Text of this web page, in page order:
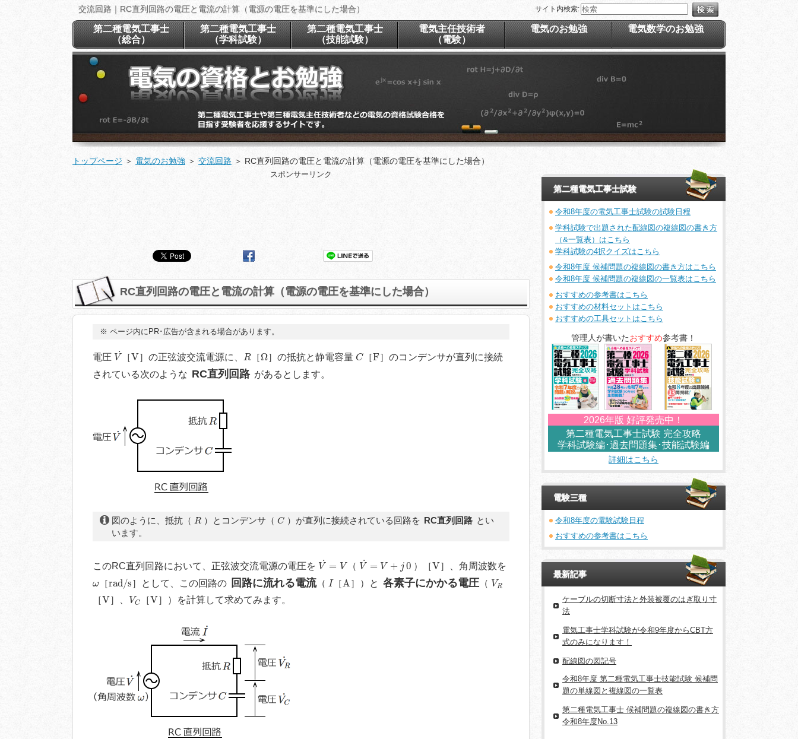
交流回路｜RC直列回路の電圧と電流の計算（電源の電圧を基準にした場合）
トップページ ＞ 電気のお勉強 ＞ 交流回路 ＞ RC直列回路の電圧と電流の計算（電源の電圧を基準にした場合）
スポンサーリンク
RC直列回路の電圧と電流の計算（電源の電圧を基準にした場合）
※ ページ内にPR･広告が含まれる場合があります。
電圧 ˙
V
V˙
［V
V ］の正弦波交流電源に、 R
R ［Ω
Ω］の抵抗と静電容量C
C［F
F］のコンデンサが直列に接続
されている次のような RC直列回路 があるとします。
図のように、抵抗（ R
R ）とコンデンサ（ C
C）が直列に接続されている回路を RC直列回路 とい
います。
このRC直列回路において、正弦波交流電源の電圧を ˙
V = V
V˙ V
（ ˙
V = V + j0
V˙ V+j
）［V
V］、角周波数を
ω
ω ［rad/s
d s ］として、この回路の 回路に流れる電流（ I
I［A
A ］）と 各素子にかかる電圧 （ VR
VR
［V
V ］、 VC
VC ［V
V ］）を計算して求めてみます。
第二種電気工事士試験
令和8年度の電気工事士試験の試験日程
学科試験で出題された配線図の複線図の書き方
（&一覧表）はこちら
学科試験の4択クイズはこちら
令和8年度 候補問題の複線図の書き方はこちら
令和8年度 候補問題の複線図の一覧表はこちら
おすすめの参考書はこちら
おすすめの材料セットはこちら
おすすめの工具セットはこちら
管理人が書いたおすすめ参考書！
2026年版 好評発売中！
第二種電気工事士試験 完全攻略
学科試験編･過去問題集･技能試験編
詳細はこちら
電験三種
令和8年度の電験試験日程
おすすめの参考書はこちら
最新記事
ケーブルの切断寸法と外装被覆のはぎ取り寸
法
電気工事士学科試験が令和9年度からCBT方
式のみになります！
配線図の図記号
令和8年度 第二種電気工事士技能試験 候補問
題の単線図と複線図の一覧表
第二種電気工事士 候補問題の複線図の書き方
令和8年度No.13
第二種電気工事士
（総合）
第二種電気工事士
（学科試験）
第二種電気工事士
（技能試験）
電気主任技術者
（電験）
電気のお勉強 電気数学のお勉強
サイト内検索: